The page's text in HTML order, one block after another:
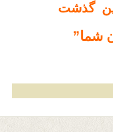
گذشت
شما”